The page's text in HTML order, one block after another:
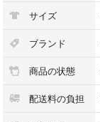
サイズ
ブランド
商品の状態
配送料の負担